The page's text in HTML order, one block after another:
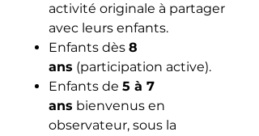
activité originale à partager
avec leurs enfants.
Enfants dès 8
ans (participation active).
Enfants de 5 à 7
ans bienvenus en
observateur, sous la